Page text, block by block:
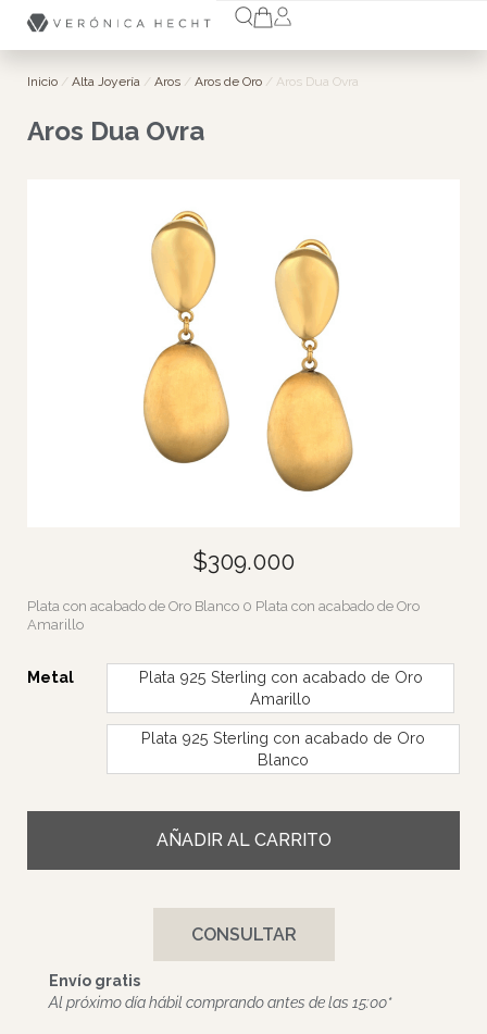
Inicio / Alta Joyería / Aros / Aros de Oro / Aros Dua Ovra
Aros Dua Ovra
$309.000
Plata con acabado de Oro Blanco 0 Plata con acabado de Oro
Amarillo
Metal
Plata 925 Sterling con acabado de Oro
Amarillo
Plata 925 Sterling con acabado de Oro
Blanco
AÑADIR AL CARRITO
CONSULTAR
Envío gratis
Al próximo día hábil comprando antes de las 15:00*